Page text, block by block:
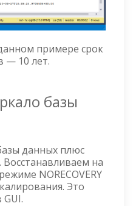
примере срок
— 10 лет.
базы
данных плюс
Восстанавливаем на
NORECOVERY
Это